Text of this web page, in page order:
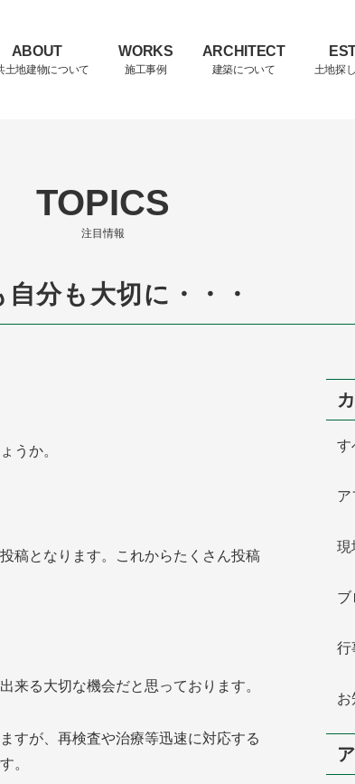
ABOUT
土地建物について
WORKS
施工事例
ARCHITECT
建築について 土地探
TOPICS
注目情報
自分も大切に・・・
うか。
稿となります。これからたくさん投稿
来る大切な機会だと思っております。
すが、再検査や治療等迅速に対応する
。
す
ア
現
ブ
行
お